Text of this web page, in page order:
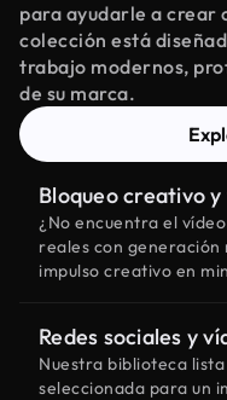
para ayudarle a crear
colección está
trabajo modernos,
de su marca.
Bloqueo creativo y
¿No encuentra el
reales con generación
impulso creativo en
Redes sociales y
Nuestra biblioteca
seleccionada para un